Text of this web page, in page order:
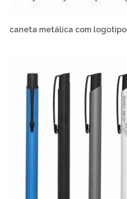
caneta metálica com logotipo